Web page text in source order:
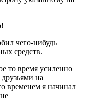
чего-нибудь
средств.
то время усиленно
на
временем я начинал